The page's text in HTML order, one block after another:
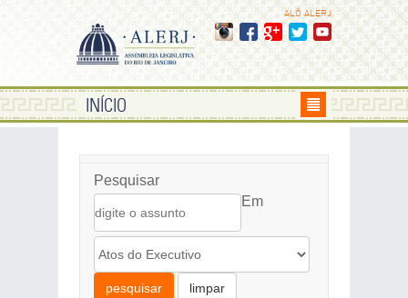
ALÔ ALERJ
INÍCIO
Pesquisar
Em
pesquisar limpar